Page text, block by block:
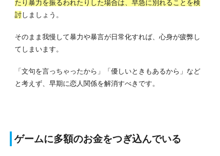
たり暴力を振るわれたりした場合は、早急に別れることを検
討しましょう。
そのまま我慢して暴力や暴言が日常化すれば、心身が疲弊し
てしまいます。
「文句を言っちゃったから」「優しいときもあるから」など
と考えず、早期に恋人関係を解消すべきです。
ゲームに多額のお金をつぎ込んでいる